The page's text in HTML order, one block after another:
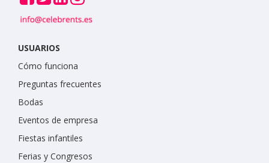
USUARIOS
Cómo funciona
Preguntas frecuentes
Bodas
Eventos de empresa
Fiestas infantiles
Ferias y Congresos